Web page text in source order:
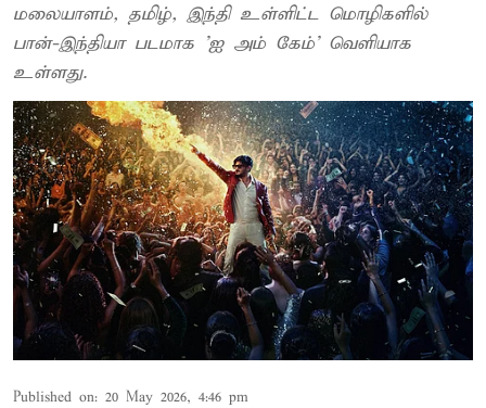
மலையாளம், தமிழ், இந்தி உள்ளிட்ட மொழிகளில்
பான்-இந்தியா படமாக 'ஐ அம் கேம்' வெளியாக
உள்ளது.
Published on: 20 May 2026, 4:46 pm